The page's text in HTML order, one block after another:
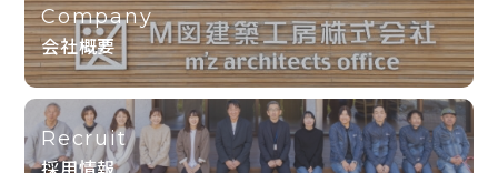
Company
会社概要
Recruit
採用情報